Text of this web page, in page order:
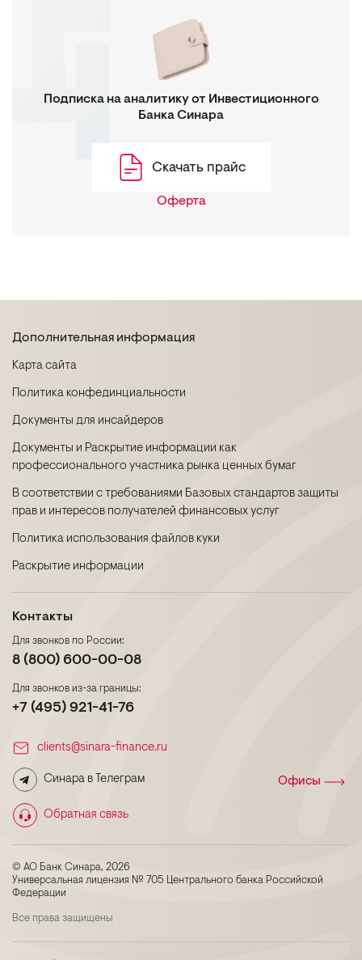
Подписка на аналитику от Инвестиционного
Банка Синара
Скачать прайс
Оферта
© АО Банк Синара, 2026
Универсальная лицензия № 705 Центрального банка Российской
Федерации
Все права защищены
Дополнительная информация
Карта сайта
Политика конфединциальности
Документы для инсайдеров
Документы и Раскрытие информации как
профессионального участника рынка ценных бумаг
В соответствии с требованиями Базовых стандартов защиты
прав и интересов получателей финансовых услуг
Политика использования файлов куки
Раскрытие информации
Контакты
clients@sinara-finance.ru
Синара в Телеграм
Обратная связь
Для звонков по России:
8 (800) 600-00-08
Для звонков из-за границы:
+7 (495) 921-41-76
Офисы